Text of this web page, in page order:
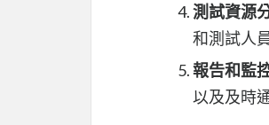
測試資源
和測試人
報告和監
以及及時